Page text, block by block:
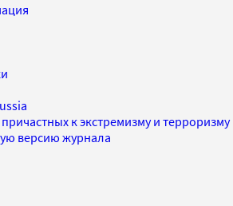
к экстремизму и
версию журнала